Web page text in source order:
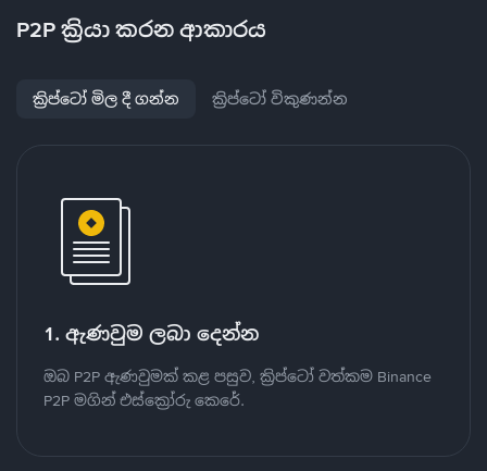
P2P ක්‍රියා කරන ආකාරය
ක්‍රිප්ටෝ මිල දී ගන්න ක්‍රිප්ටෝ විකුණන්න
1. ඇණවුම ලබා දෙන්න
ඔබ P2P ඇණවුමක් කළ පසුව, ක්‍රිප්ටෝ වත්කම Binance
P2P මගින් එස්ක්‍රෝරු කෙරේ.